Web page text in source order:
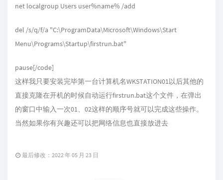
net localgroup Users user%name% /add
del /s/q/f/a "C:\ProgramData\Microsoft\Windows\Start
Menu\Programs\Startup\firstrun.bat"
pause[/code]
这样我只要安装完毕第一台计算机名WKSTATION01以后其他的
直接克隆在开机的时候自动运行firstrun.bat这个文件，在弹出
的窗口中输入一次01、02这样的顺序号就可以完成这些操作。
当然如果你有兴趣还可以把网络信息也直接放进去
最后修改：2022 年 05 月 23 日